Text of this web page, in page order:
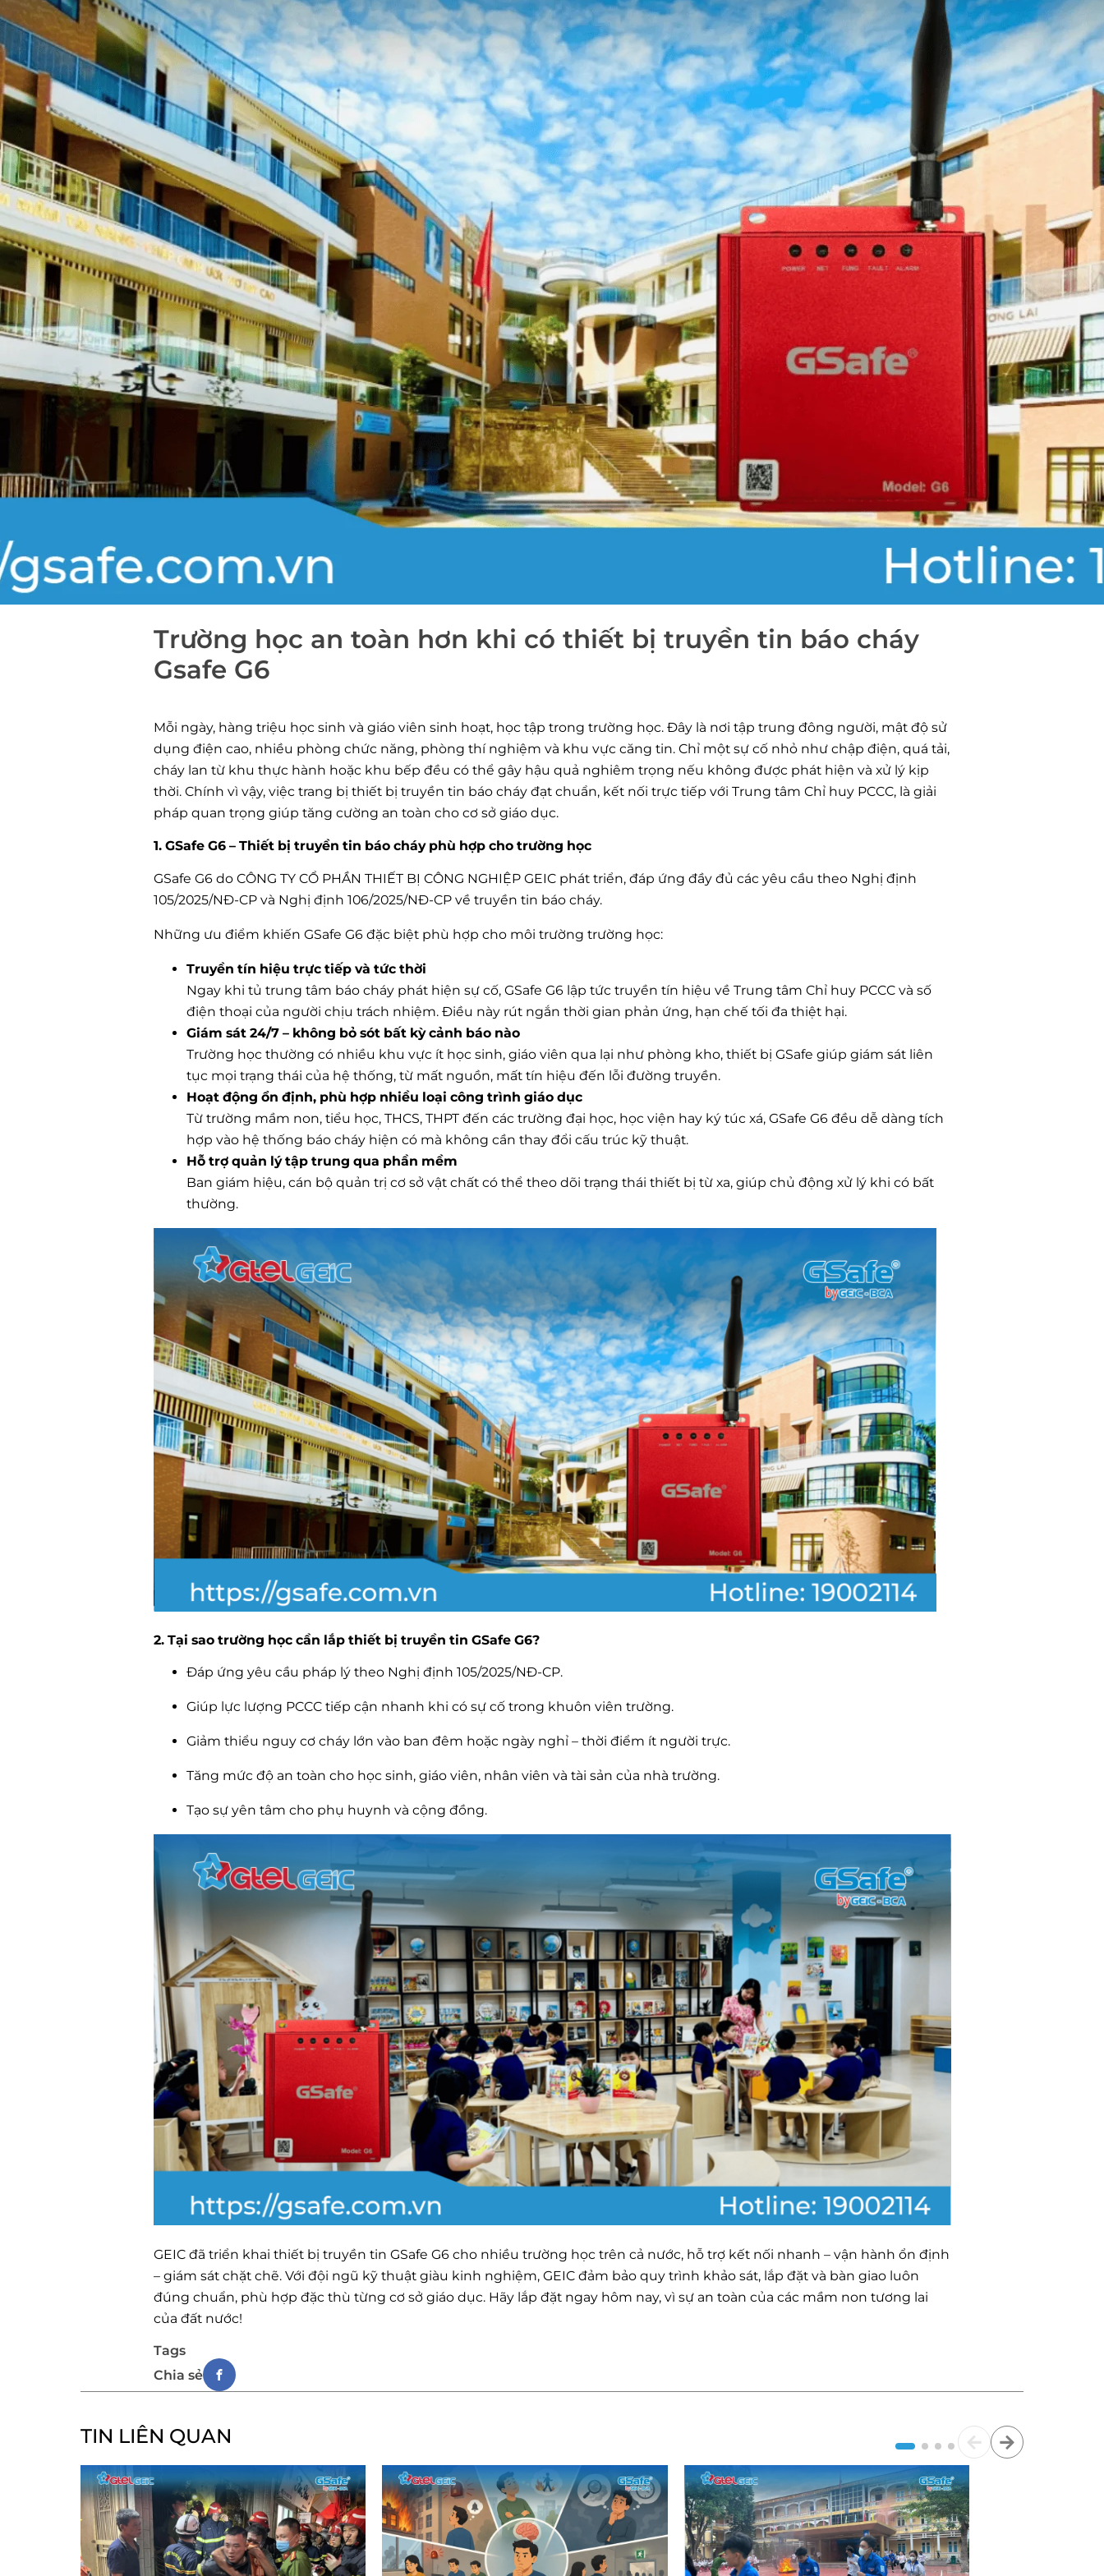
Trường học an toàn hơn khi có thiết bị truyền tin báo cháy
Gsafe G6
Mỗi ngày, hàng triệu học sinh và giáo viên sinh hoạt, học tập trong trường học. Đây là nơi tập trung đông người, mật độ sử
dụng điện cao, nhiều phòng chức năng, phòng thí nghiệm và khu vực căng tin. Chỉ một sự cố nhỏ như chập điện, quá tải,
cháy lan từ khu thực hành hoặc khu bếp đều có thể gây hậu quả nghiêm trọng nếu không được phát hiện và xử lý kịp
thời. Chính vì vậy, việc trang bị thiết bị truyền tin báo cháy đạt chuẩn, kết nối trực tiếp với Trung tâm Chỉ huy PCCC, là giải
pháp quan trọng giúp tăng cường an toàn cho cơ sở giáo dục.
1. GSafe G6 – Thiết bị truyền tin báo cháy phù hợp cho trường học
GSafe G6 do CÔNG TY CỔ PHẦN THIẾT BỊ CÔNG NGHIỆP GEIC phát triển, đáp ứng đầy đủ các yêu cầu theo Nghị định
105/2025/NĐ-CP và Nghị định 106/2025/NĐ-CP về truyền tin báo cháy.
Những ưu điểm khiến GSafe G6 đặc biệt phù hợp cho môi trường trường học:
Truyền tín hiệu trực tiếp và tức thời
Ngay khi tủ trung tâm báo cháy phát hiện sự cố, GSafe G6 lập tức truyền tín hiệu về Trung tâm Chỉ huy PCCC và số
điện thoại của người chịu trách nhiệm. Điều này rút ngắn thời gian phản ứng, hạn chế tối đa thiệt hại.
Giám sát 24/7 – không bỏ sót bất kỳ cảnh báo nào
Trường học thường có nhiều khu vực ít học sinh, giáo viên qua lại như phòng kho, thiết bị GSafe giúp giám sát liên
tục mọi trạng thái của hệ thống, từ mất nguồn, mất tín hiệu đến lỗi đường truyền.
Hoạt động ổn định, phù hợp nhiều loại công trình giáo dục
Từ trường mầm non, tiểu học, THCS, THPT đến các trường đại học, học viện hay ký túc xá, GSafe G6 đều dễ dàng tích
hợp vào hệ thống báo cháy hiện có mà không cần thay đổi cấu trúc kỹ thuật.
Hỗ trợ quản lý tập trung qua phần mềm
Ban giám hiệu, cán bộ quản trị cơ sở vật chất có thể theo dõi trạng thái thiết bị từ xa, giúp chủ động xử lý khi có bất
thường.
2. Tại sao trường học cần lắp thiết bị truyền tin GSafe G6?
Đáp ứng yêu cầu pháp lý theo Nghị định 105/2025/NĐ-CP.
Giúp lực lượng PCCC tiếp cận nhanh khi có sự cố trong khuôn viên trường.
Giảm thiểu nguy cơ cháy lớn vào ban đêm hoặc ngày nghỉ – thời điểm ít người trực.
Tăng mức độ an toàn cho học sinh, giáo viên, nhân viên và tài sản của nhà trường.
Tạo sự yên tâm cho phụ huynh và cộng đồng.
GEIC đã triển khai thiết bị truyền tin GSafe G6 cho nhiều trường học trên cả nước, hỗ trợ kết nối nhanh – vận hành ổn định
– giám sát chặt chẽ. Với đội ngũ kỹ thuật giàu kinh nghiệm, GEIC đảm bảo quy trình khảo sát, lắp đặt và bàn giao luôn
đúng chuẩn, phù hợp đặc thù từng cơ sở giáo dục. Hãy lắp đặt ngay hôm nay, vì sự an toàn của các mầm non tương lai
của đất nước!
Tags
Chia sẻ
TIN LIÊN QUAN